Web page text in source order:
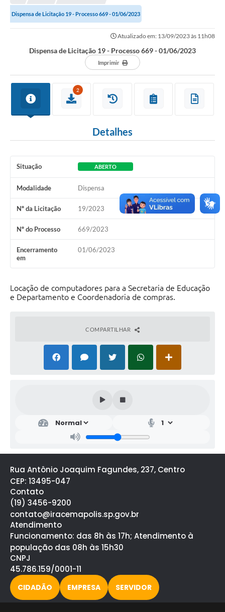
Dispensa de Licitação 19 - Processo 669 - 01/06/2023
Atualizado em: 13/09/2023 às 11h08
Dispensa de Licitação 19 - Processo 669 - 01/06/2023
Imprimir
2
Detalhes
Situação ABERTO
Modalidade Dispensa
Nº da Licitação 19/2023
Nº do Processo 669/2023
Encerramento
em
01/06/2023
Locação de computadores para a Secretaria de Educação
e Departamento e Coordenadoria de compras.
COMPARTILHAR
Rua Antônio Joaquim Fagundes, 237, Centro
CEP: 13495-047
Contato
(19) 3456-9200
contato@iracemapolis.sp.gov.br
Atendimento
Funcionamento: das 8h às 17h; Atendimento à
população das 08h às 15h30
CNPJ
45.786.159/0001-11
CIDADÃO EMPRESA SERVIDOR